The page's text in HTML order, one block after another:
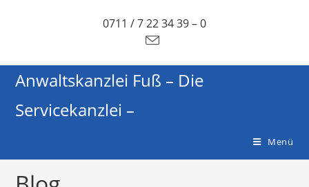
0711 / 7 22 34 39 – 0
Anwaltskanzlei Fuß – Die
Servicekanzlei –
Menü